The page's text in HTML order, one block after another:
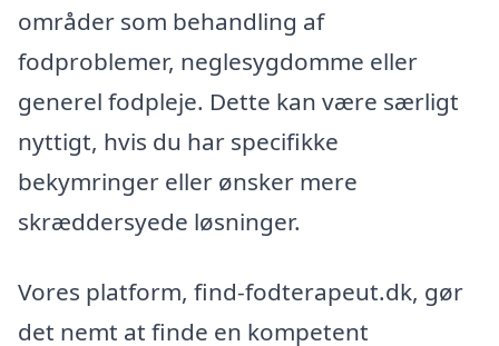
områder som behandling af
fodproblemer, neglesygdomme eller
generel fodpleje. Dette kan være særligt
nyttigt, hvis du har specifikke
bekymringer eller ønsker mere
skræddersyede løsninger.
Vores platform, find-fodterapeut.dk, gør
det nemt at finde en kompetent